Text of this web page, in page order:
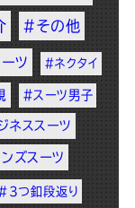
#その他
ツ #ネクタイ
#スーツ男子
ネススーツ
ズスーツ
つ釦段返り